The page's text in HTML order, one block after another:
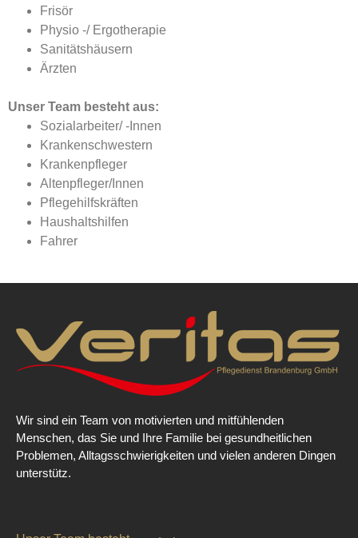
Frisör
Physio -/ Ergotherapie
Sanitätshäusern
Ärzten
Unser Team besteht aus:
Sozialarbeiter/ -Innen
Krankenschwestern
Krankenpfleger
Altenpfleger/Innen
Pflegehilfskräften
Haushaltshilfen
Fahrer
Wir sind ein Team von motivierten und mitfühlenden
Menschen, das Sie und Ihre Familie bei gesundheitlichen
Problemen, Alltagsschwierigkeiten und vielen anderen Dingen
unterstütz.